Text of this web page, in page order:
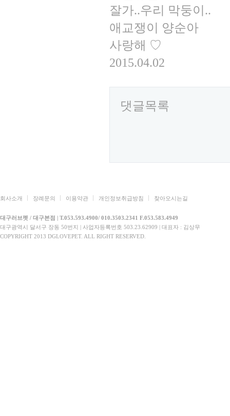
잘가..우리 막둥이..
애교쟁이 양순아
사랑해 ♡
2015.04.02
댓글목록
회사소개 장례문의 이용약관 개인정보취급방침 찾아오시는길
대구러브펫 / 대구본점 | T.053.593.4900/ 010.3503.2341 F.053.583.4949
대구광역시 달서구 장동 50번지 | 사업자등록번호 503.23.62909 | 대표자 : 김상무
COPYRIGHT 2013 DGLOVEPET. ALL RIGHT RESERVED.